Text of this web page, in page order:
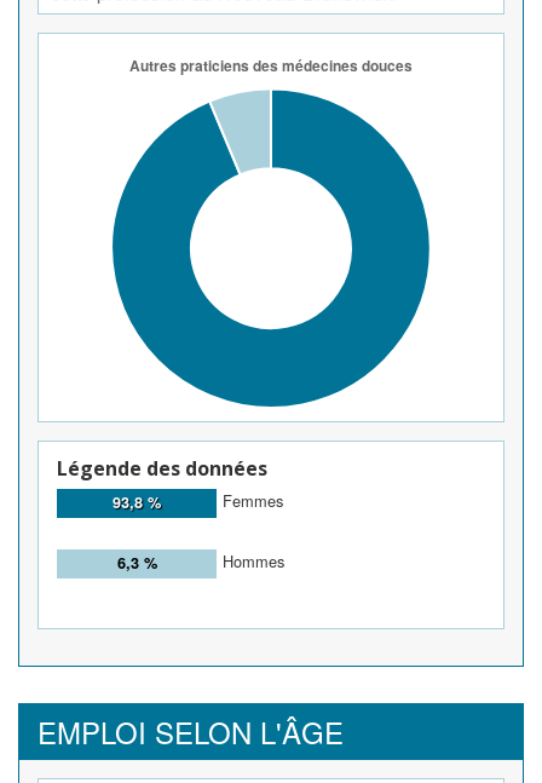
Légende des données
93,8 % Femmes
6,3 % Hommes
EMPLOI SELON L'ÂGE